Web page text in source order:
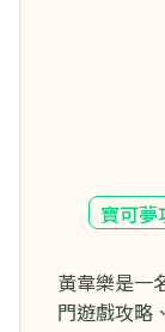
寶可夢
黃韋樂是一
門遊戲攻略